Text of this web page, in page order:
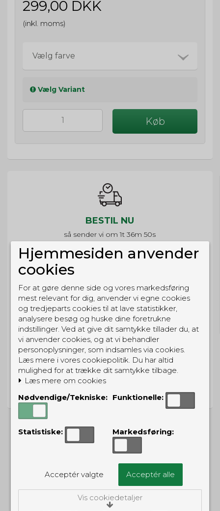
299,00 DKK
(inkl. moms)
Vælg farve
Vælg Variant
Køb
BESTIL NU
så sender vi om1t 36m 50s
GRATIS LEVERING
Til pakkeboks ved køb for 399 kr.
Gratis hjemmelevering for 699 kr.
PRISGARANTI
Vi har prisgaranti på alle produkter
ALTERNATIVE PRODUKTER
TILBUD
Hjemmesiden anvender
cookies
For at gøre denne side og vores markedsføring
mest relevant for dig, anvender vi egne cookies
og tredjeparts cookies til at lave statistikker,
analysere besøg og huske dine foretrukne
indstillinger. Ved at give dit samtykke tillader du, at
vi anvender cookies, og at vi behandler
personoplysninger, som indsamles via cookies.
Læs mere i vores cookiepolitik. Du har altid
mulighed for at trække dit samtykke tilbage.
Læs mere om cookies
Nødvendige/Tekniske: Funktionelle:
Statistiske: Markedsføring:
Acceptér valgte Acceptér alle
Vis cookiedetaljer